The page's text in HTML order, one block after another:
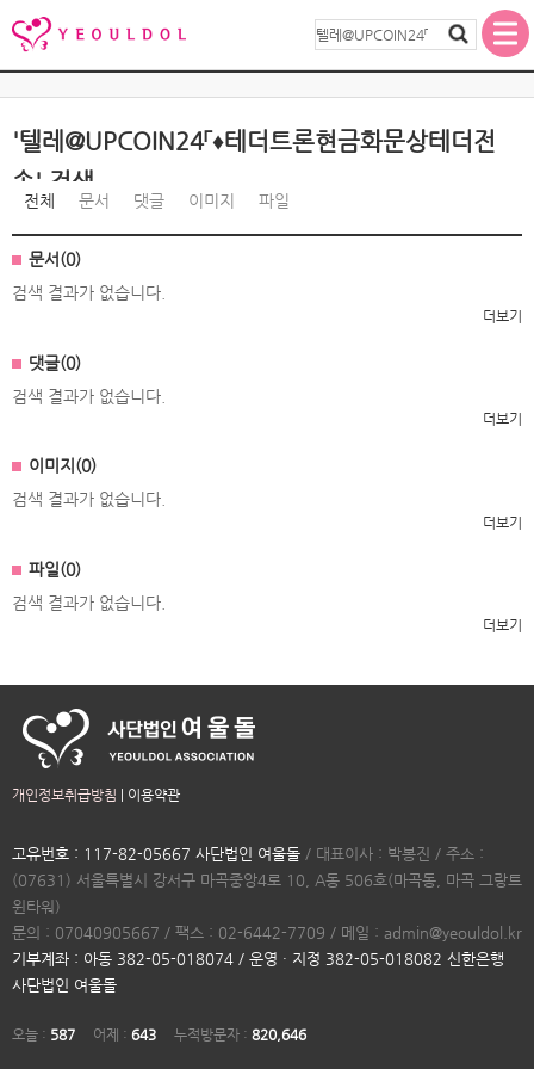
'텔레@UPCOIN24「♦테더트론현금화문상테더전
송' 검색
전체 문서 댓글 이미지 파일
문서(0)
검색 결과가 없습니다.
더보기
댓글(0)
검색 결과가 없습니다.
더보기
이미지(0)
검색 결과가 없습니다.
더보기
파일(0)
검색 결과가 없습니다.
더보기
개인정보취급방침 이용약관
고유번호 : 117-82-05667 사단법인 여울돌 / 대표이사 : 박봉진 / 주소 :
(07631) 서울특별시 강서구 마곡중앙4로 10, A동 506호(마곡동, 마곡 그랑트
윈타워)
문의 : 07040905667 / 팩스 : 02-6442-7709 / 메일 : admin@yeouldol.kr
기부계좌 : 아동 382-05-018074 / 운영 · 지정 382-05-018082 신한은행
사단법인 여울돌
오늘 : 587 어제 : 643 누적방문자 : 820,646